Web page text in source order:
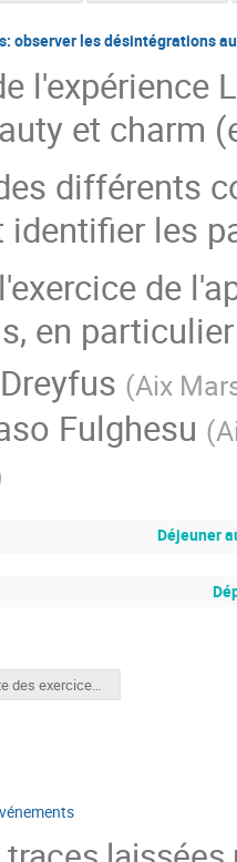
observer les désintégrations
l'expérience
et charm
différents
identifier les
de
en
(Aix
Fulghesu (
Déjeuner
Site des exercices LHCb masterclasses